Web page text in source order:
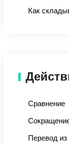
Как
Сравнение
Перевод